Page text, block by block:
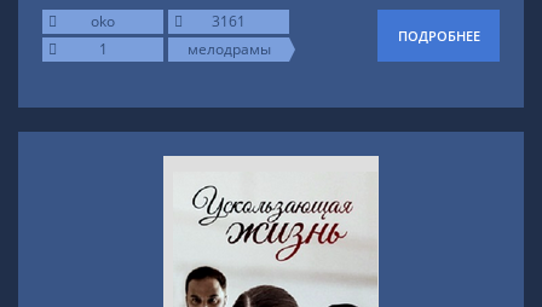
oko
3161
1
мелодрамы
ПОДРОБНЕЕ